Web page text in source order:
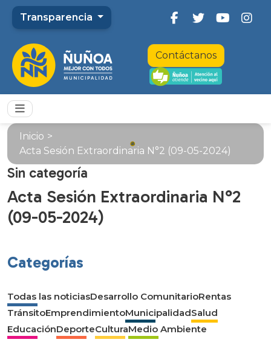
Transparencia
Contáctanos
Inicio >
Acta Sesión Extraordinaria N°2 (09-05-2024)
Sin categoría
Acta Sesión Extraordinaria N°2
(09-05-2024)
Categorías
Todas las noticiasDesarrollo ComunitarioRentas
TránsitoEmprendimientoMunicipalidadSalud
EducaciónDeporteCulturaMedio Ambiente